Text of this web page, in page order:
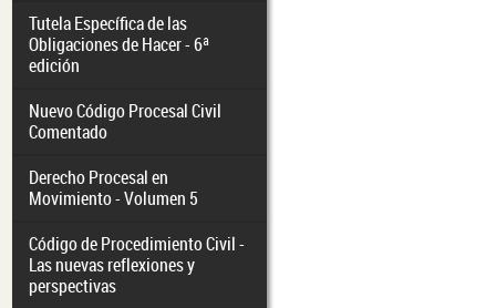
Tutela Específica de las
Obligaciones de Hacer - 6ª
edición
Nuevo Código Procesal Civil
Comentado
Derecho Procesal en
Movimiento - Volumen 5
Código de Procedimiento Civil -
Las nuevas reflexiones y
perspectivas